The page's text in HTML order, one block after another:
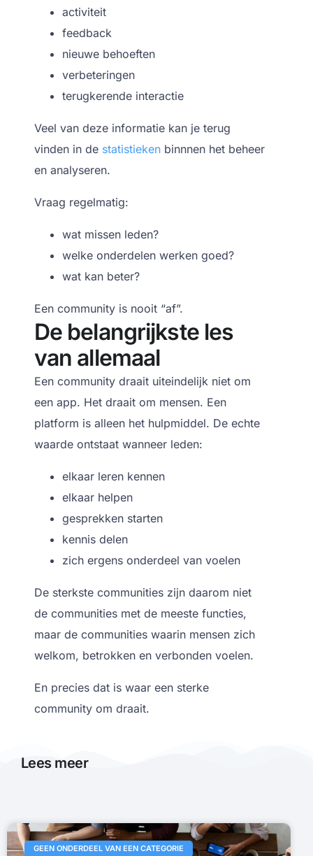
activiteit
feedback
nieuwe behoeften
verbeteringen
terugkerende interactie
Veel van deze informatie kan je terug
vinden in de statistiekenbinnnen het beheer
en analyseren.
Vraag regelmatig:
wat missen leden?
welke onderdelen werken goed?
wat kan beter?
Een community is nooit “af”.
De belangrijkste les
van allemaal
Een community draait uiteindelijk niet om
een app. Het draait om mensen. Een
platform is alleen het hulpmiddel. De echte
waarde ontstaat wanneer leden:
elkaar leren kennen
elkaar helpen
gesprekken starten
kennis delen
zich ergens onderdeel van voelen
De sterkste communities zijn daarom niet
de communities met de meeste functies,
maar de communities waarin mensen zich
welkom, betrokken en verbonden voelen.
En precies dat is waar een sterke
community om draait.
Lees meer
GEEN ONDERDEEL VAN EEN CATEGORIE